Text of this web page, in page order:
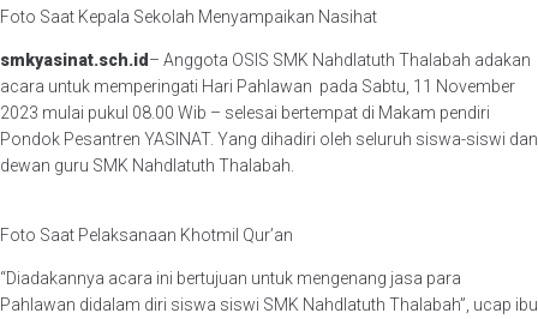
Foto Saat Kepala Sekolah Menyampaikan Nasihat
smkyasinat.sch.id – Anggota OSIS SMK Nahdlatuth Thalabah adakan
acara untuk memperingati Hari Pahlawan pada Sabtu, 11 November
2023 mulai pukul 08.00 Wib – selesai bertempat di Makam pendiri
Pondok Pesantren YASINAT. Yang dihadiri oleh seluruh siswa-siswi dan
dewan guru SMK Nahdlatuth Thalabah.
Foto Saat Pelaksanaan Khotmil Qur’an
“Diadakannya acara ini bertujuan untuk mengenang jasa para
Pahlawan didalam diri siswa siswi SMK Nahdlatuth Thalabah”, ucap ibu